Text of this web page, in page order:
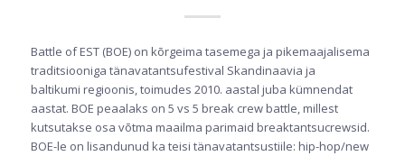
Battle of EST (BOE) on kõrgeima tasemega ja pikemaajalisema
traditsiooniga tänavatantsufestival Skandinaavia ja
baltikumi regioonis, toimudes 2010. aastal juba kümnendat
aastat. BOE peaalaks on 5 vs 5 break crew battle, millest
kutsutakse osa võtma maailma parimaid breaktantsucrewsid.
BOE-le on lisandunud ka teisi tänavatantsustiile: hip-hop/new